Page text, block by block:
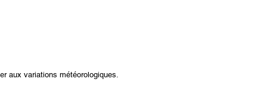
aux variations météorologiques.